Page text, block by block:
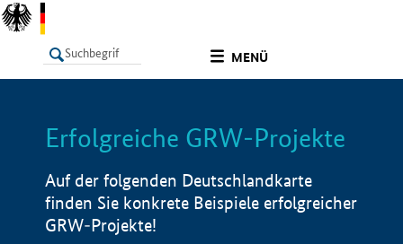
MENÜ
LISTE Info
Erfolgreiche GRW-Projekte
Auf der folgenden Deutschlandkarte
finden Sie konkrete Beispiele erfolgreicher
GRW-Projekte!